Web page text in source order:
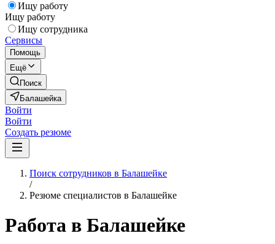
Ищу работу
Ищу работу
Ищу сотрудника
Сервисы
Помощь
Ещё
Поиск
Балашейка
Войти
Войти
Создать резюме
Поиск сотрудников в Балашейке
/
Резюме специалистов в Балашейке
Работа в Балашейке